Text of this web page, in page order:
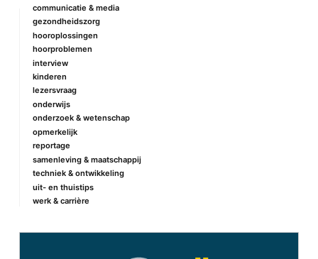
communicatie & media
gezondheidszorg
hooroplossingen
hoorproblemen
interview
kinderen
lezersvraag
onderwijs
onderzoek & wetenschap
opmerkelijk
reportage
samenleving & maatschappij
techniek & ontwikkeling
uit- en thuistips
werk & carrière